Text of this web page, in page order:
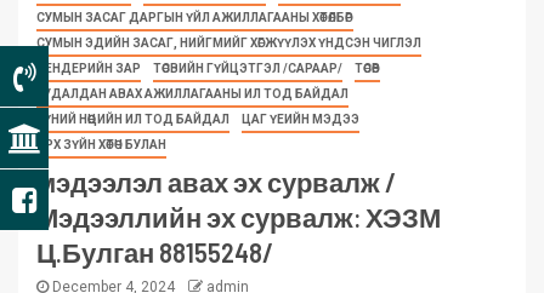
СУМЫН ЗАСАГ ДАРГЫН ҮЙЛ АЖИЛЛАГААНЫ ХӨТӨЛБӨР
СУМЫН ЭДИЙН ЗАСАГ, НИЙГМИЙГ ХӨГЖҮҮЛЭХ ҮНДСЭН ЧИГЛЭЛ
ТЕНДЕРИЙН ЗАР
ТӨСВИЙН ГҮЙЦЭТГЭЛ /САРААР/
ТӨСӨВ
ХУДАЛДАН АВАХ АЖИЛЛАГААНЫ ИЛ ТОД БАЙДАЛ
ХҮНИЙ НӨӨЦИЙН ИЛ ТОД БАЙДАЛ
ЦАГ ҮЕИЙН МЭДЭЭ
ЭРХ ЗҮЙН ХӨТӨЧ БУЛАН
мэдээлэл авах эх сурвалж /
Мэдээллийн эх сурвалж: ХЭЗМ
Ц.Булган 88155248/
December 4, 2024 admin